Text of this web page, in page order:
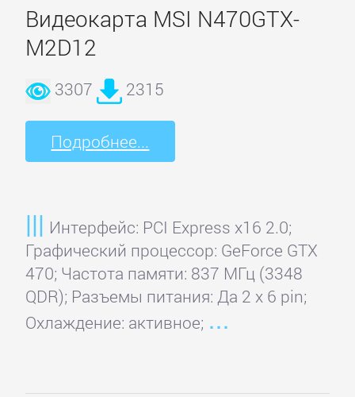
Видеокарта MSI N470GTX-
M2D12
3307 2315
Подробнее...
Интерфейс: PCI Express x16 2.0;
Графический процессор: GeForce GTX
470; Частота памяти: 837 МГц (3348
QDR); Разъемы питания: Да 2 x 6 pin;
Охлаждение: активное;